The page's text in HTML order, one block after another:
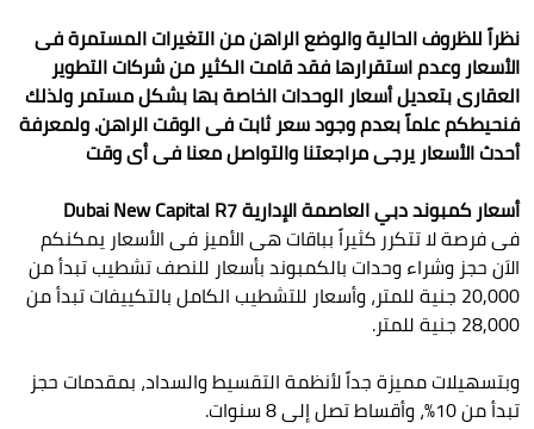
نظراً للظروف الحالية والوضع الراهن من التغيرات المستمرة فى
الأسعار وعدم استقرارها فقد قامت الكثير من شركات التطوير
العقارى بتعديل أسعار الوحدات الخاصة بها بشكل مستمر ولذلك
فنحيطكم علماً بعدم وجود سعر ثابت فى الوقت الراهن. ولمعرفة
أحدث الأسعار يرجى مراجعتنا والتواصل معنا فى أى وقت
أسعار كمبوند دبي العاصمة الإدارية Dubai New Capital R7
فى فرصة لا تتكرر كثيراً بباقات هى الأميز فى الأسعار يمكنكم
الاَن حجز وشراء وحدات بالكمبوند بأسعار للنصف تشطيب تبدأ من
20,000 جنية للمتر، وأسعار للتشطيب الكامل بالتكييفات تبدأ من
28,000 جنية للمتر.
وبتسهيلات مميزة جداً لأنظمة التقسيط والسداد، بمقدمات حجز
تبدأ من 10%، وأقساط تصل إلى 8 سنوات.